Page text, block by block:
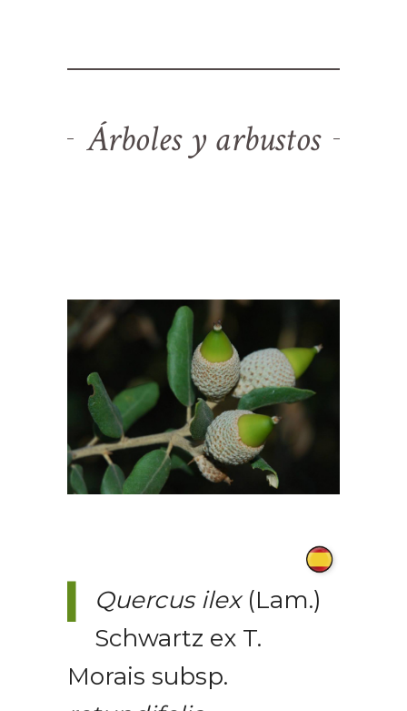
Árboles y arbustos
Quercus ilex(Lam.)
Schwartz ex T.
Morais subsp.